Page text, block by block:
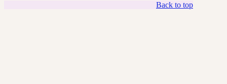
Back to top